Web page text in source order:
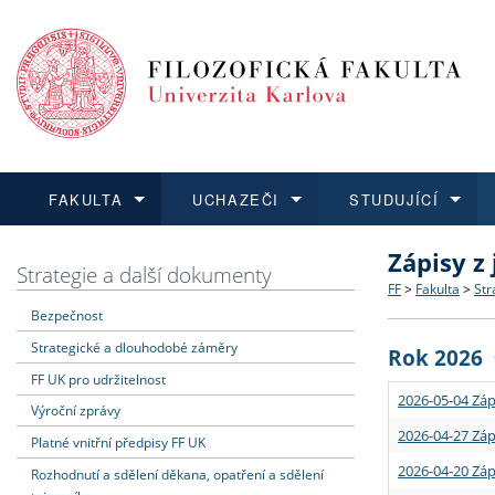
FAKULTA
Dozvědět se více
Struktura
Strategie
Podpora
UCHAZEČI
Podat přihlášku
Co
Učitelské
STUDUJÍCÍ
Dozvědět se více
Rigorózní
Dozvědět se více
O vědě a
Granty a
Dozvědět se více
Aktuální
Strategie a další dokumenty
Bezpečnost
Strategické a dlouhodobé záměry
FF UK pro udržitelnost
Výroční zprávy
Platné vnitřní předpisy FF UK
Rozhodnutí a sdělení děkana, opatření a sdělení
Zápisy
FF > Fakulta >
Rok 2026
2026-05-04
2026-04-27
2026-04-20